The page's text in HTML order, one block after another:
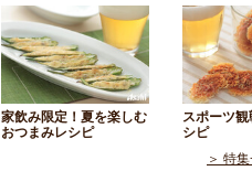
家飲み限定！夏を楽しむ
おつまみレシピ
スポーツ
シピ
＞ 特